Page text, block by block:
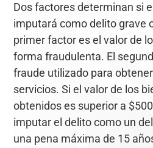
Dos factores determinan si
imputará como delito grave
primer factor es el valor de
forma fraudulenta. El
fraude utilizado para
servicios. Si el valor de los
obtenidos es superior a
imputar el delito como un
una pena máxima de 15